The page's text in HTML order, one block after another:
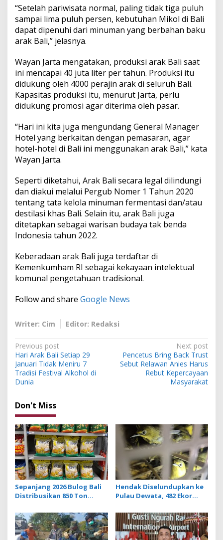
“Setelah pariwisata normal, paling tidak tiga puluh
sampai lima puluh persen, kebutuhan Mikol di Bali
dapat dipenuhi dari minuman yang berbahan baku
arak Bali,” jelasnya.
Wayan Jarta mengatakan, produksi arak Bali saat
ini mencapai 40 juta liter per tahun. Produksi itu
didukung oleh 4000 perajin arak di seluruh Bali.
Kapasitas produksi itu, menurut Jarta, perlu
didukung promosi agar diterima oleh pasar.
“Hari ini kita juga mengundang General Manager
Hotel yang berkaitan dengan pemasaran, agar
hotel-hotel di Bali ini menggunakan arak Bali,” kata
Wayan Jarta.
Seperti diketahui, Arak Bali secara legal dilindungi
dan diakui melalui Pergub Nomer 1 Tahun 2020
tentang tata kelola minuman fermentasi dan/atau
destilasi khas Bali. Selain itu, arak Bali juga
ditetapkan sebagai warisan budaya tak benda
Indonesia tahun 2022.
Keberadaan arak Bali juga terdaftar di
Kemenkumham RI sebagai kekayaan intelektual
komunal pengetahuan tradisional.
Follow and share Google News
Writer: Cim Editor: Redaksi
P
o
s
t
n
a
v
i
g
a
t
i
o
n
Previous post
Hari Arak Bali Setiap 29
Januari Tidak Meniru 7
Tradisi Festival Alkohol di
Dunia
Next post
Pencetus Bring Back Trust
Sebut Relawan Anies Harus
Rebut Kepercayaan
Masyarakat
Don't Miss
Sepanjang 2026 Bulog Bali
Distribusikan 850 Ton
Ritel Moderen
Hendak Diselundupkan ke
Pulau Dewata, 482 Ekor
Diamankan Karantina Bali